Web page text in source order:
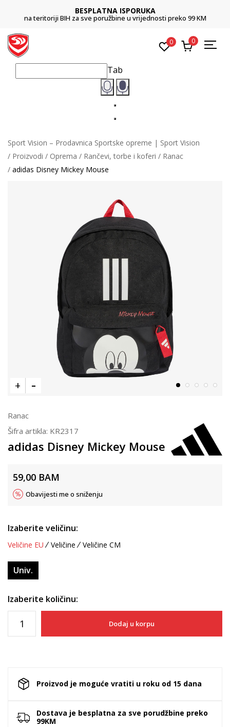
BESPLATNA ISPORUKA
na teritoriji BIH za sve poružbine u vrijednosti preko 99 KM
0 0
Tab
Sport Vision – Prodavnica Sportske opreme | Sport Vision
Proizvodi
Oprema Rančevi, torbe i koferi
Ranac
adidas Disney Mickey Mouse
Ranac
Šifra artikla: KR2317
adidas Disney Mickey Mouse
59,00 BAM
Obavijesti me o sniženju
Izaberite veličinu:
Veličine EU Veličine Veličine CM
Univ.
Izaberite količinu:
Dodaj u korpu
Proizvod je moguće vratiti u roku od 15 dana
Dostava je besplatna za sve porudžbine preko
99KM